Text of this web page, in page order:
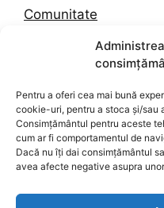
Pentru a oferi cea mai bună
cookie-uri, pentru a stoca și/sau
Consimțământul pentru aceste
cum ar fi comportamentul de
Dacă nu îți dai consimțământul
avea afecte negative asupra
Comunitate
Vremea în Constanța
Despre noi
Contact
Politica de
Termeni și condiții